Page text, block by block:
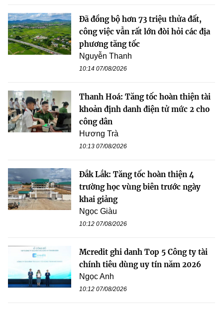
Đã đồng bộ hơn 73 triệu thửa đất,
công việc vẫn rất lớn đòi hỏi các địa
phương tăng tốc
Nguyễn Thanh
10:14 07/08/2026
Thanh Hoá: Tăng tốc hoàn thiện tài
khoản định danh điện tử mức 2 cho
công dân
Hương Trà
10:13 07/08/2026
Đắk Lắk: Tăng tốc hoàn thiện 4
trường học vùng biên trước ngày
khai giảng
Ngọc Giàu
10:12 07/08/2026
Mcredit ghi danh Top 5 Công ty tài
chính tiêu dùng uy tín năm 2026
Ngọc Anh
10:12 07/08/2026